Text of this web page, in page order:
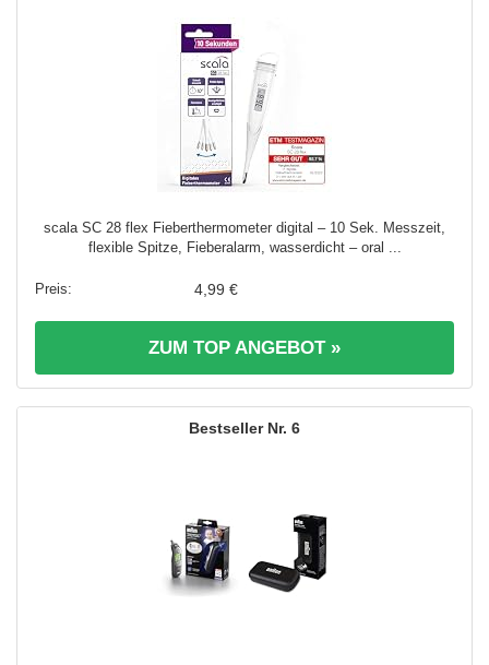
scala SC 28 flex Fieberthermometer digital – 10 Sek. Messzeit,
flexible Spitze, Fieberalarm, wasserdicht – oral ...
4,99 €
ZUM TOP ANGEBOT »
6